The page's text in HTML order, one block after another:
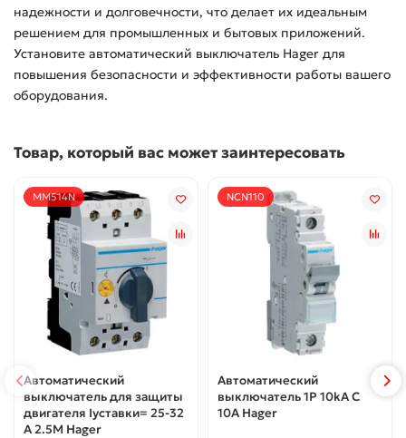
надежности и долговечности, что делает их идеальным
решением для промышленных и бытовых приложений.
Установите автоматический выключатель Hager для
повышения безопасности и эффективности работы вашего
оборудования.
Товар, который вас может заинтересовать
MM514N
Автоматический
выключатель для защиты
двигателя Iуставки= 25-32
А 2.5М Hager
NCN110
Автоматический
выключатель 1P 10kA C
10А Hager